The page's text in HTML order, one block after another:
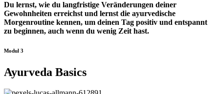
Du lernst, wie du langfristige Veränderungen deiner
Gewohnheiten erreichst und lernst die ayurvedische
Morgenroutine kennen, um deinen Tag positiv und entspannt
zu beginnen, auch wenn du wenig Zeit hast.
Modul 3
Ayurveda Basics